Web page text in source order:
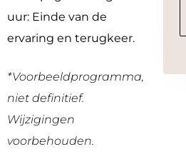
uur: Einde van de
ervaring en terugkeer.
*Voorbeeldprogramma,
niet definitief.
Wijzigingen
voorbehouden.